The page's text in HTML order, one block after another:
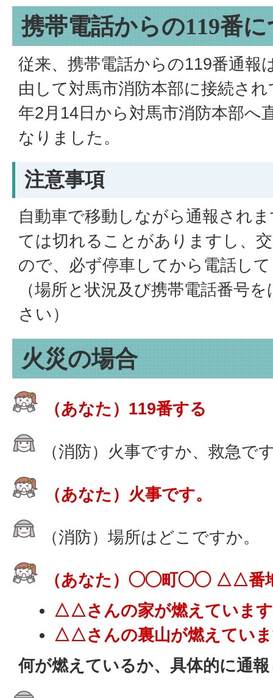
携帯電話からの119番
従来、携帯電話からの119番通報
由して対馬市消防本部に接続さ
年2月14日から対馬市消防本部へ
なりました。
注意事項
自動車で移動しながら通報され
ては切れることがありますし、
ので、必ず停車してから電話し
（場所と状況及び携帯電話番号
さい）
火災の場合
（あなた）119番する
（消防）火事ですか、救急で
（あなた）火事です。
（消防）場所はどこですか。
（あなた）◯◯町◯◯ △△番
△△さんの家が燃えていま
△△さんの裏山が燃えてい
何が燃えているか、具体的に通